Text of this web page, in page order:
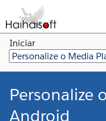
Iniciar
Personalize
Android